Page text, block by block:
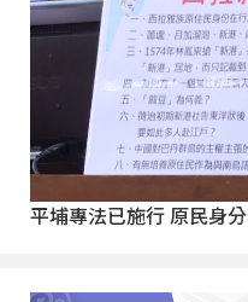
平埔專法已施行 原民身